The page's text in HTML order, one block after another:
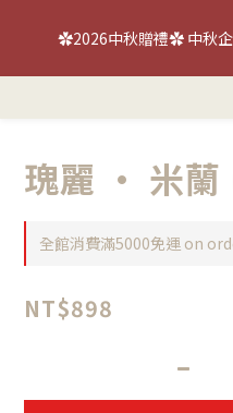
【喜餅優惠】免費『台北/台
✿2026中秋贈禮✿ 中秋企
【喜餅優惠】免費『台北/台
瑰麗 · 米蘭
全館消費滿5000免運 on
NT$898